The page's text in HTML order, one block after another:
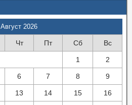
Август 2026
Чт Пт Сб Вс
1 2
6 7 8 9
13 14 15 16